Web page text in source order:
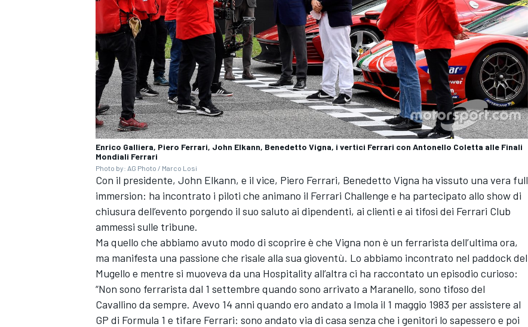
ENDURANCE/GT
Enrico Galliera, Piero Ferrari, John Elkann, Benedetto Vigna, i vertici Ferrari con Antonello Coletta alle Finali
Mondiali Ferrari
Photo by: AG Photo / Marco Losi
Con il presidente, John Elkann, e il vice, Piero Ferrari, Benedetto Vigna ha vissuto una vera full
immersion: ha incontrato i piloti che animano il Ferrari Challenge e ha partecipato allo show di
chiusura dell’evento porgendo il suo saluto ai dipendenti, ai clienti e ai tifosi dei Ferrari Club
ammessi sulle tribune.
Ma quello che abbiamo avuto modo di scoprire è che Vigna non è un ferrarista dell’ultima ora,
ma manifesta una passione che risale alla sua gioventù. Lo abbiamo incontrato nel paddock del
Mugello e mentre si muoveva da una Hospitality all’altra ci ha raccontato un episodio curioso:
“Non sono ferrarista dal 1 settembre quando sono arrivato a Maranello, sono tifoso del
Cavallino da sempre. Avevo 14 anni quando ero andato a Imola il 1 maggio 1983 per assistere al
GP di Formula 1 e tifare Ferrari: sono andato via di casa senza che i genitori lo sapessero e poi